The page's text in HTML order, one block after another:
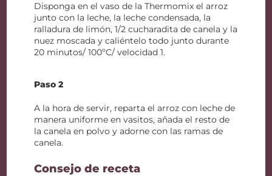
Disponga en el vaso de la Thermomix el arroz
junto con la leche, la leche condensada, la
ralladura de limón, 1/2 cucharadita de canela y la
nuez moscada y caliéntelo todo junto durante
20 minutos/ 100ºC/ velocidad 1.
Paso 2
A la hora de servir, reparta el arroz con leche de
manera uniforme en vasitos, añada el resto de
la canela en polvo y adorne con las ramas de
canela.
Consejo de receta